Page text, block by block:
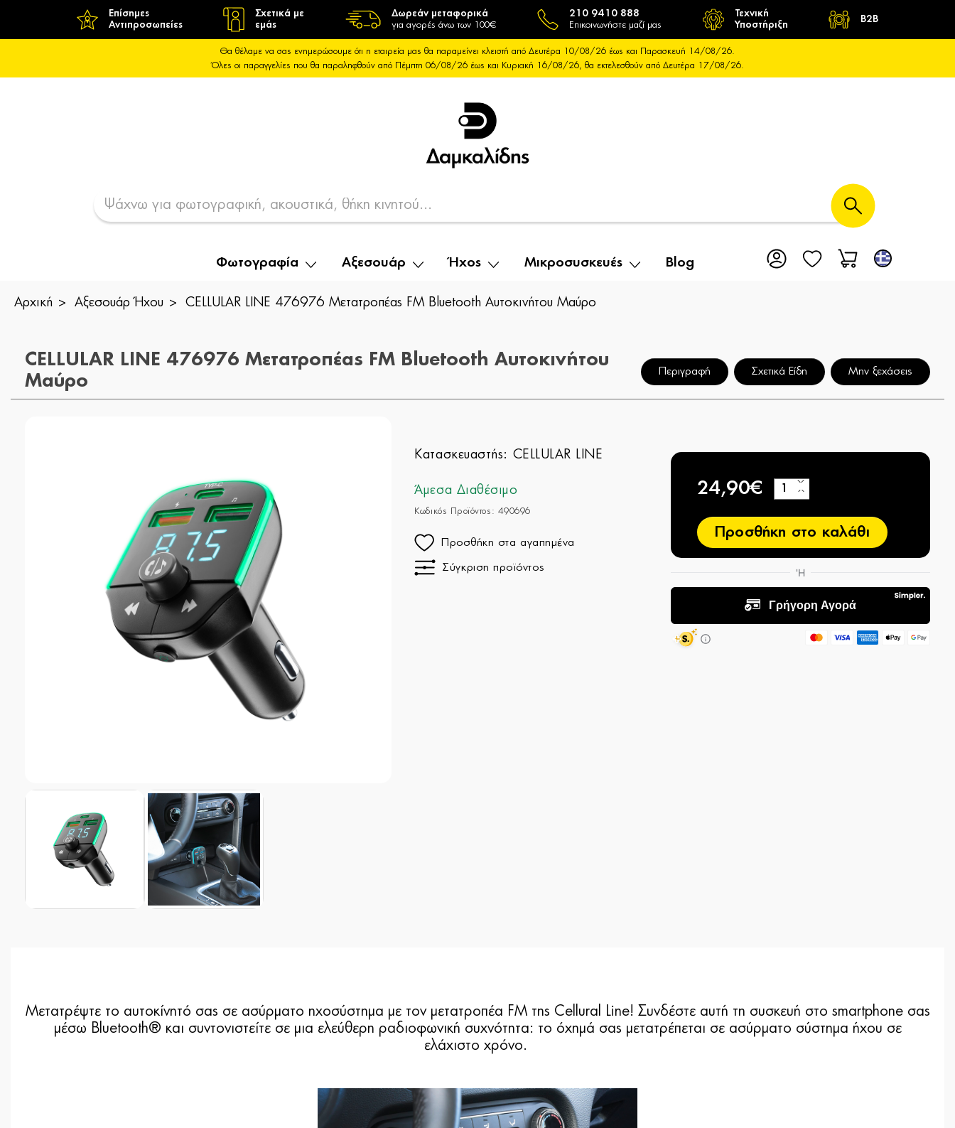
Επίσημες
Αντιπροσωπείες
Σχετικά με
εμάς
Δωρεάν μεταφορικά
για αγορές άνω των 100€
210 9410 888
Επικοινωνήστε μαζί μας
Τεχνική
Υποστήριξη
B2B
Θα θέλαμε να σας ενημερώσουμε ότι η εταιρεία μας θα παραμείνει κλειστή από Δευτέρα 10/08/26 έως και Παρασκευή 14/08/26.
Όλες οι παραγγελίες που θα παραληφθούν από Πέμπτη 06/08/26 έως και Κυριακή 16/08/26, θα εκτελεσθούν από Δευτέρα 17/08/26.
Φωτογραφία Αξεσουάρ Ήχος Μικροσυσκευές Blog
Αρχική Αξεσουάρ Ήχου CELLULAR LINE 476976 Μετατροπέας FM Bluetooth Αυτοκινήτου Μαύρο
CELLULAR LINE 476976 Μετατροπέας FM Bluetooth Αυτοκινήτου
Μαύρο
Περιγραφή Σχετικά Είδη Μην ξεχάσεις
Κατασκευαστής: CELLULAR LINE
Άμεσα Διαθέσιμο
Κωδικός Προϊόντος: 490696
Προσθήκη στα αγαπημένα
Σύγκριση προϊόντος
24,90€ −
+
Προσθήκη στο καλάθι
Μετατρέψτε το αυτοκίνητό σας σε ασύρματο ηχοσύστημα με τον μετατροπέα FM της Cellural Line! Συνδέστε αυτή τη συσκευή στο smartphone σας
μέσω Bluetooth® και συντονιστείτε σε μια ελεύθερη ραδιοφωνική συχνότητα: το όχημά σας μετατρέπεται σε ασύρματο σύστημα ήχου σε
ελάχιστο χρόνο.